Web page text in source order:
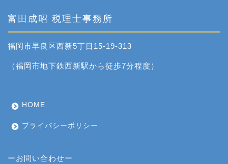
富田成昭 税理士事務所
福岡市早良区西新5丁目15-19-313
（福岡市地下鉄西新駅から徒歩7分程度）
HOME
プライバシーポリシー
ーお問い合わせー